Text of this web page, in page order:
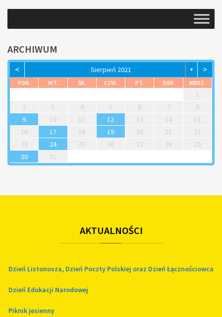
ARCHIWUM
< Sierpień 2021 ▼ >
PON. WT. ŚR. CZW. PT. SOB. NIEDZ.
1
2
3 4 5 6 7
8
9
10 11 12 13 14
15
16
17 18 19 20 21
22
23
24 25 26 27 28
29
30
31
AKTUALNOŚCI
Dzień Listonosza, Dzień Poczty Polskiej oraz Dzień Łącznościowca
Dzień Edukacji Narodowej
Piknik jesienny